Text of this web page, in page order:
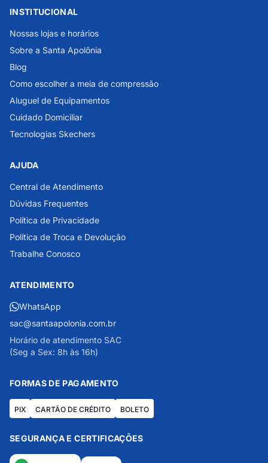
INSTITUCIONAL
Nossas lojas e horários
Sobre a Santa Apolônia
Blog
Como escolher a meia de compressão
Aluguel de Equipamentos
Cuidado Domiciliar
Tecnologias Skechers
AJUDA
Central de Atendimento
Dúvidas Frequentes
Política de Privacidade
Política de Troca e Devolução
Trabalhe Conosco
ATENDIMENTO
WhatsApp
sac@santaapolonia.com.br
Horário de atendimento SAC
(Seg a Sex: 8h às 16h)
FORMAS DE PAGAMENTO
PIX CARTÃO DE CRÉDITO BOLETO
SEGURANÇA E CERTIFICAÇÕES